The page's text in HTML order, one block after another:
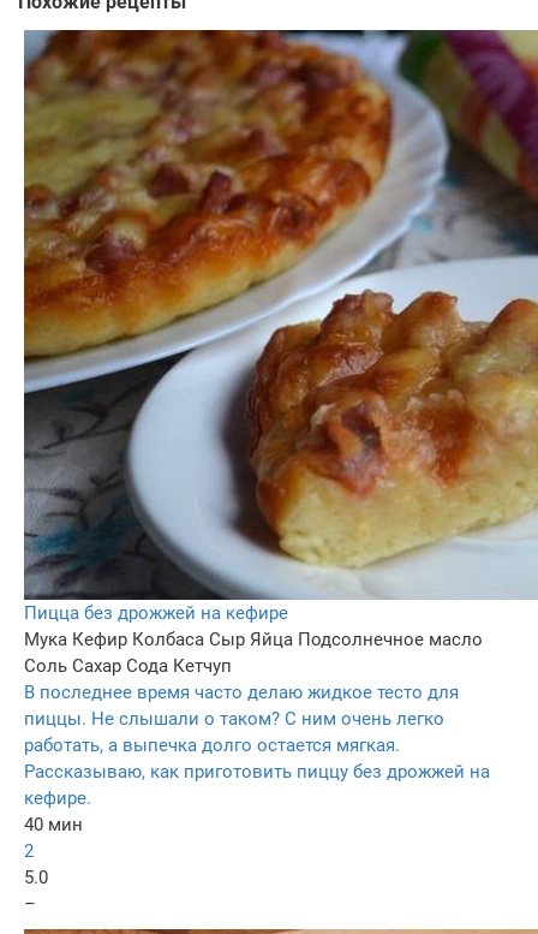
Пицца без дрожжей на кефире
Мука Кефир Колбаса Сыр Яйца Подсолнечное масло
Соль Сахар Сода Кетчуп
В последнее время часто делаю жидкое тесто для
пиццы. Не слышали о таком? С ним очень легко
работать, а выпечка долго остается мягкая.
Рассказываю, как приготовить пиццу без дрожжей на
кефире.
40 мин
2
5.0
–